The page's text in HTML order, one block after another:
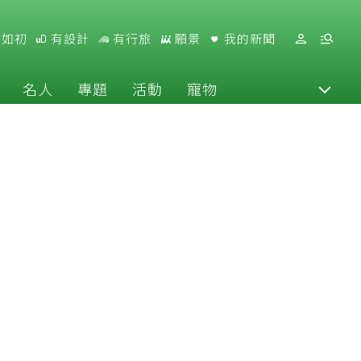
初 有設計 有行旅 願景 我的新聞
名人 專題 活動 寵物